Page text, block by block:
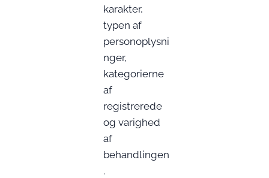
karakter,
typen af
personoplysni
nger,
kategorierne
af
registrerede
og varighed
af
behandlingen
.